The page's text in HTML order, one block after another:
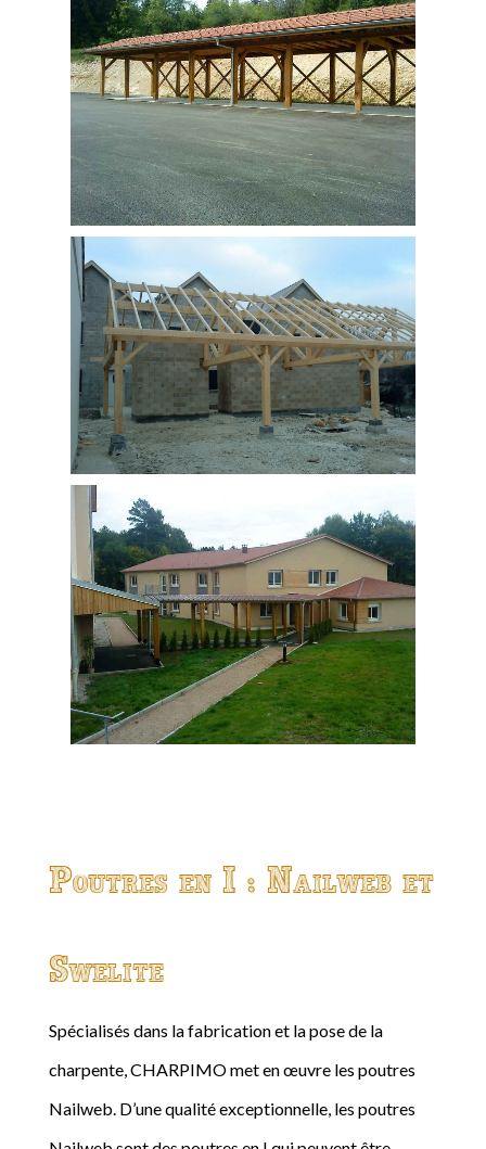
Poutres en I : Nailweb et
Swelite
Spécialisés dans la fabrication et la pose de la
charpente, CHARPIMO met en œuvre les poutres
Nailweb. D’une qualité exceptionnelle, les poutres